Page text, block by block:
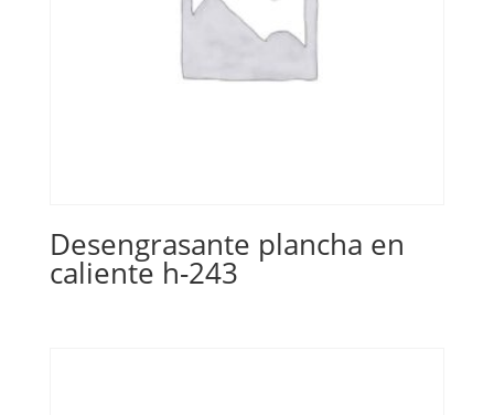
Desengrasante plancha en
caliente h-243